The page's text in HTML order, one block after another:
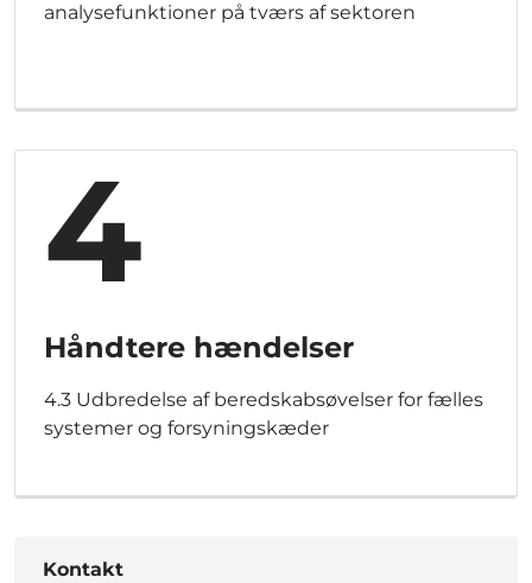
analysefunktioner på tværs af sektoren
4
Håndtere hændelser
4.3 Udbredelse af beredskabsøvelser for fælles
systemer og forsyningskæder
Kontakt